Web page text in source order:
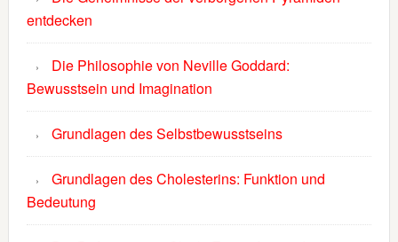
entdecken
Die Philosophie von Neville Goddard:
Bewusstsein und Imagination
Grundlagen des Selbstbewusstseins
Grundlagen des Cholesterins: Funktion und
Bedeutung